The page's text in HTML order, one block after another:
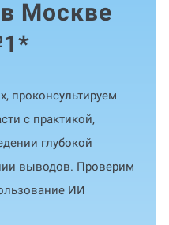
Москве
*
проконсультируем
с практикой,
глубокой
выводов. Проверим
ИИ